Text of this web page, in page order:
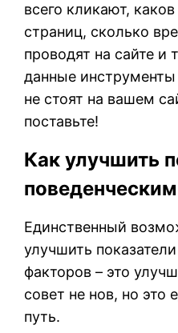
всего кликают,
страниц, сколько
проводят на сайте и
данные
не стоят на вашем
поставьте!
Как улучшить
Единственный
улучшить
факторов – это
совет не нов, но это
путь.